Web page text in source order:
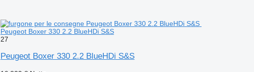
Peugeot Boxer 330 2.2 BlueHDi S&S
27
Peugeot Boxer 330 2.2 BlueHDi S&S